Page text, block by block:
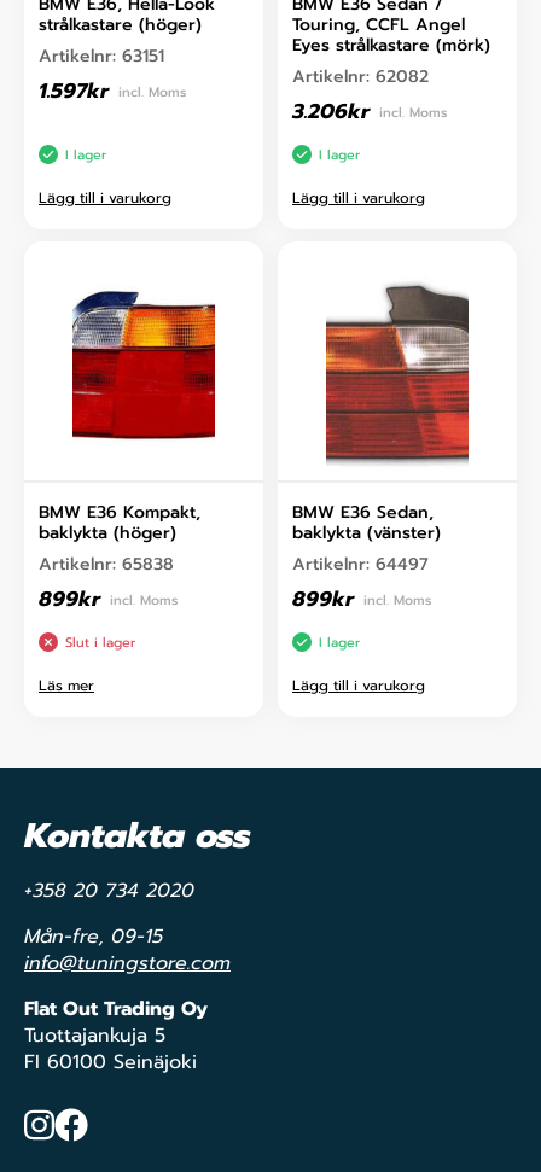
strålkastare (höger)
Artikelnr: 63151
1.597kr incl. Moms
I lager
Lägg till i varukorg
Touring, CCFL Angel
Eyes strålkastare (mörk)
Artikelnr: 62082
3.206kr incl. Moms
I lager
Lägg till i varukorg
BMW E36 Kompakt,
baklykta (höger)
Artikelnr: 65838
899kr incl. Moms
Slut i lager
Läs mer
BMW E36 Sedan,
baklykta (vänster)
Artikelnr: 64497
899kr incl. Moms
I lager
Lägg till i varukorg
Kontakta oss
+358 20 734 2020
Mån-fre, 09-15
info@tuningstore.com
Flat Out Trading Oy
Tuottajankuja 5
FI 60100 Seinäjoki
Instagram
Facebook